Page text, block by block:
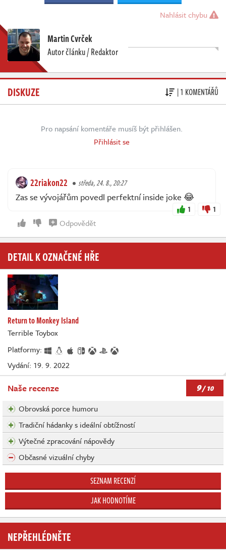
Nahlásit chybu
Martin Cvrček
Autor článku / Redaktor
DISKUZE | 1 KOMENTÁŘŮ
Pro napsání komentáře musíš být přihlášen.
Přihlásit se
22riakon22 středa, 24. 8., 20:27
Zas se vývojářům povedl perfektní inside joke 😂
1 1
Odpovědět
DETAIL K OZNAČENÉ HŘE
Return to Monkey Island
Terrible Toybox
Platformy:
Vydání: 19. 9. 2022
Naše recenze 9/ 10
Obrovská porce humoru
Tradiční hádanky s ideální obtížností
Výtečné zpracování nápovědy
Občasné vizuální chyby
SEZNAM RECENZÍ
JAK HODNOTÍME
NEPŘEHLÉDNĚTE